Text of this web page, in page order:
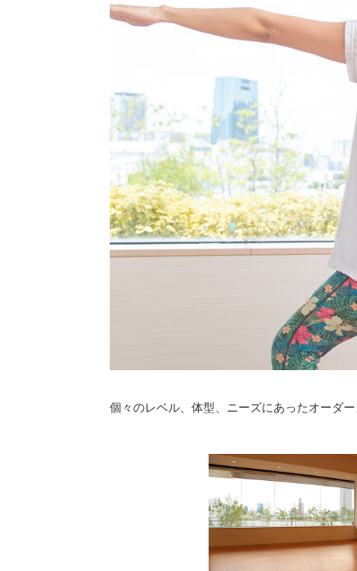
個々のレベル、体型、ニーズにあったオーダ